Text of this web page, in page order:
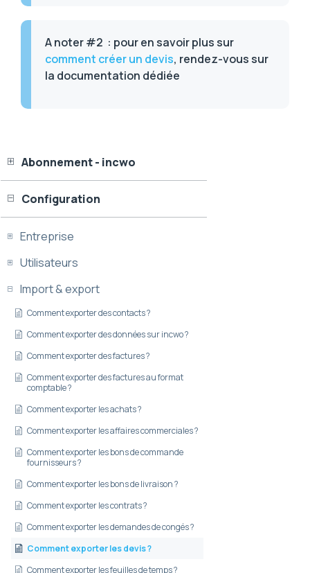
Abonnement - incwo
Configuration
Entreprise
Utilisateurs
Import & export
Comment exporter des contacts ?
Comment exporter des données sur incwo ?
Comment exporter des factures ?
Comment exporter des factures au format
comptable ?
Comment exporter les achats ?
Comment exporter les affaires commerciales ?
Comment exporter les bons de commande
fournisseurs ?
Comment exporter les bons de livraison ?
Comment exporter les contrats ?
Comment exporter les demandes de congés ?
Comment exporter les devis ?
Comment exporter les feuilles de temps ?
A noter #2 : pour en savoir plus sur
comment créer un devis, rendez-vous sur
la documentation dédiée